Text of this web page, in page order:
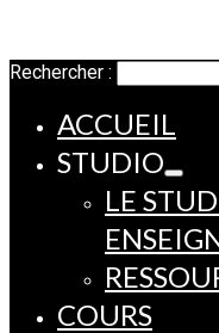
Rechercher :
ACCUEIL
STUDIO
LE
COURS